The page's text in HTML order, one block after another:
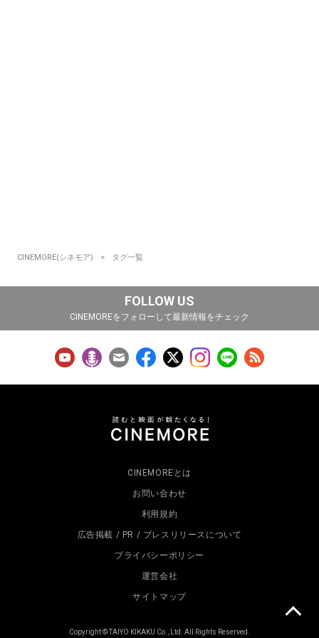
CINEMORE(シネモア) タグ一覧
FOLLOW US
CINEMOREをフォローして最新情報をチェック
CINEMOREとは
お問い合わせ
利用規約
広告掲載 / PR / プレスリリースについて
プライバシーポリシー
運営会社
サイトマップ
Copyright © TAIYO KIKAKU Co., Ltd. All Rights Reserved.